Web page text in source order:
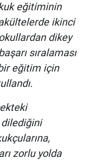
eğitiminin
ikinci
dikey
sıralaması
eğitim için
zorlu yolda